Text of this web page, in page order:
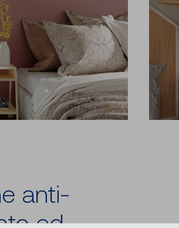
anti-
ed